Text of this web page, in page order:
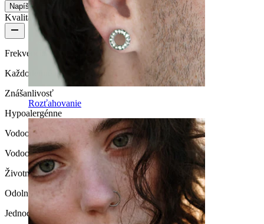
Rozťahovanie
Napíšte recenziu
Kvalita produktu
Frekvencia nosenia
Každodenné nosenie
Znášanlivosť
Hypoalergénne
Vodoodolnosť
Vodoodolné
Životnosť
Odolné
Jednoduchosť vkladania / vyberania